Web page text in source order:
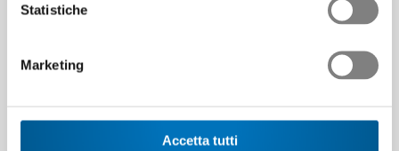
Statistiche
Marketing
Accetta tutti